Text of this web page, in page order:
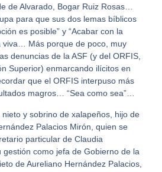
de Alvarado, Bogar Ruiz Rosas…
para que sus dos lemas bíblicos
es posible” y “Acabar con la
viva… Más porque de poco, muy
denuncias de la ASF (y del ORFIS,
Superior) enmarcando ilícitos en
que el ORFIS interpuso más
magros… “Sea como sea”…
y sobrino de xalapeños, hijo de
Palacios Mirón, quien se
particular de Claudia
gestión como jefa de Gobierno de la
de Aureliano Hernández Palacios,